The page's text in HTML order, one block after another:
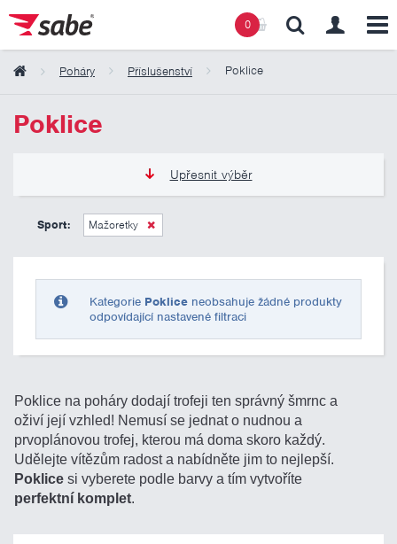
0
Poháry Příslušenství Poklice
Poklice
Upřesnit výběr
0 Kč
Sport: Mažoretky
Kategorie Poklice neobsahuje žádné produkty
odpovídající nastavené filtraci
Poklice na poháry dodají trofeji ten správný šmrnc a
oživí její vzhled! Nemusí se jednat o nudnou a
prvoplánovou trofej, kterou má doma skoro každý.
Udělejte vítězům radost a nabídněte jim to nejlepší.
Poklice si vyberete podle barvy a tím vytvoříte
perfektní komplet.
Obsah košíku